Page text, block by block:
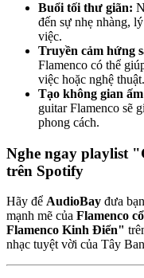
Buổi tối thư giãn:
đến sự nhẹ nhàng,
việc.
Truyền cảm hứng
Flamenco có thể
việc hoặc nghệ thuật.
Tạo không gian
guitar Flamenco sẽ
phong cách.
Nghe ngay playlist
trên Spotify
Hãy để AudioBay đưa
mạnh mẽ của Flamenco
Flamenco Kinh Điển"
nhạc tuyệt vời của Tây